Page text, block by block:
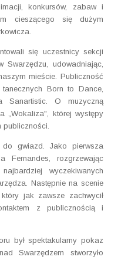
konkursów, zabaw i
cieszącego się dużym
się uczestnicy sekcji
Swarzędzu, udowadniając,
mieście. Publiczność
Born to Dance,
Sanartistic. O muzyczną
„Wokaliza", której występy
publiczności.
do gwiazd. Jako pierwsza
Fernandes, rozgrzewając
wyczekiwanych
Następnie na scenie
jak zawsze zachwycił
z publicznością i
był spektakularny pokaz
Swarzędzem stworzyło